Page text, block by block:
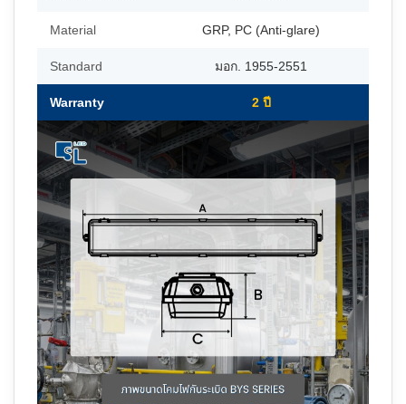
Material GRP, PC (Anti-glare)
Standard มอก. 1955-2551
Warranty 2 ปี